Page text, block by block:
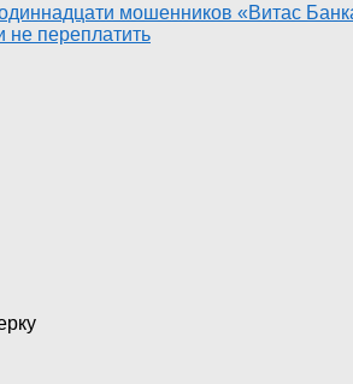
одиннадцати мошенников «Витас
не переплатить